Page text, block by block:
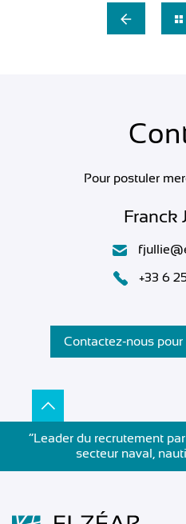
Pour postuler
Franck
+33 6
Contactez-nous
”Leader du recrutement
secteur naval,